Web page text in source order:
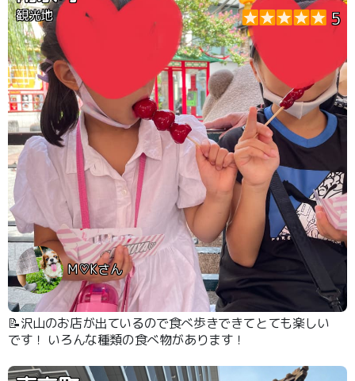
観光地 5
M♡Kさん
📝沢山のお店が出ているので食べ歩きできてとても楽しい
です！ いろんな種類の食べ物があります！